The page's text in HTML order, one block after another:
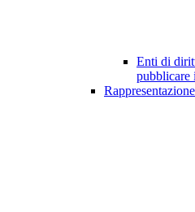
Enti di
pubblicare